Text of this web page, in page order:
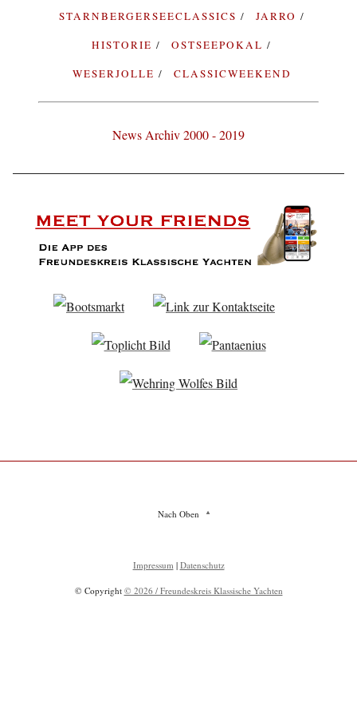
STARNBERGERSEECLASSICS
JARRO
HISTORIE
OSTSEEPOKAL
WESERJOLLE
CLASSICWEEKEND
News Archiv 2000 - 2019
Nach Oben
Impressum | Datenschutz
© Copyright © 2026 / Freundeskreis Klassische Yachten